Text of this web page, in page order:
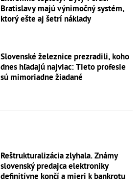
Bratislavy majú výnimočný systém,
ktorý ešte aj šetrí náklady
Slovenské železnice prezradili, koho
dnes hľadajú najviac: Tieto profesie
sú mimoriadne žiadané
Reštrukturalizácia zlyhala. Známy
slovenský predajca elektroniky
definitívne končí a mieri k bankrotu